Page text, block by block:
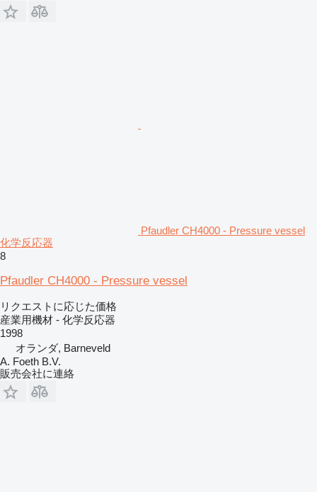
Pfaudler CH4000 - Pressure vessel
化学反応器
8
Pfaudler CH4000 - Pressure vessel
リクエストに応じた価格
産業用機材 - 化学反応器
1998
オランダ, Barneveld
A. Foeth B.V.
販売会社に連絡